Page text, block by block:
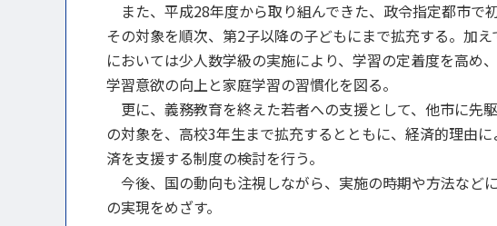
また、平成28年度から取り組んできた、政令指定都市で
その対象を順次、第2子以降の子どもにまで拡充する。加
においては少人数学級の実施により、学習の定着度を高め
学習意欲の向上と家庭学習の習慣化を図る。
更に、義務教育を終えた若者への支援として、他市に先
の対象を、高校3年生まで拡充するとともに、経済的理由
済を支援する制度の検討を行う。
今後、国の動向も注視しながら、実施の時期や方法など
の実現をめざす。